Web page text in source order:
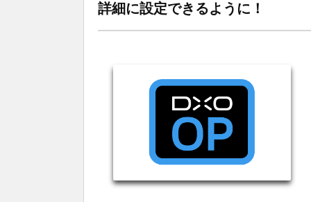
詳細に設定できるように！